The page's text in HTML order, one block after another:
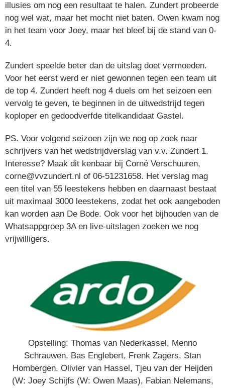
illusies om nog een resultaat te halen. Zundert probeerde
nog wel wat, maar het mocht niet baten. Owen kwam nog
in het team voor Joey, maar het bleef bij de stand van 0-
4.
Zundert speelde beter dan de uitslag doet vermoeden.
Voor het eerst werd er niet gewonnen tegen een team uit
de top 4. Zundert heeft nog 4 duels om het seizoen een
vervolg te geven, te beginnen in de uitwedstrijd tegen
koploper en gedoodverfde titelkandidaat Gastel.
PS. Voor volgend seizoen zijn we nog op zoek naar
schrijvers van het wedstrijdverslag van v.v. Zundert 1.
Interesse? Maak dit kenbaar bij Corné Verschuuren,
corne@vvzundert.nl of 06-51231658. Het verslag mag
een titel van 55 leestekens hebben en daarnaast bestaat
uit maximaal 3000 leestekens, zodat het ook aangeboden
kan worden aan De Bode. Ook voor het bijhouden van de
Whatsappgroep 3A en live-uitslagen zoeken we nog
vrijwilligers.
Opstelling: Thomas van Nederkassel, Menno
Schrauwen, Bas Englebert, Frenk Zagers, Stan
Hombergen, Olivier van Hassel, Tjeu van der Heijden
(W: Joey Schijfs (W: Owen Maas), Fabian Nelemans,